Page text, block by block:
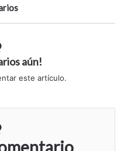
aún!
este artículo.